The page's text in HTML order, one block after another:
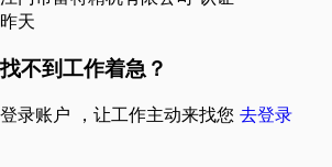
昨天
找不到工作着急？
登录账户 ，让工作主动来找您 去登录